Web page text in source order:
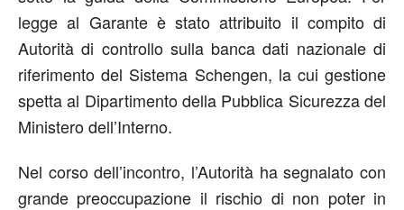
legge al Garante è stato attribuito il compito di
Autorità di controllo sulla banca dati nazionale di
riferimento del Sistema Schengen, la cui gestione
spetta al Dipartimento della Pubblica Sicurezza del
Ministero dell’Interno.
Nel corso dell’incontro, l’Autorità ha segnalato con
grande preoccupazione il rischio di non poter in